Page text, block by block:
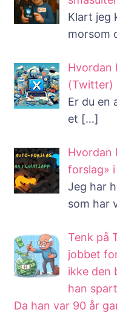
Klart jeg
morsom
Hvordan
(Twitter)
Er du en
et […]
Hvordan
forslag»
Jeg har
som har
Tenk på
jobbet
ikke den
han
Da han var 90 år